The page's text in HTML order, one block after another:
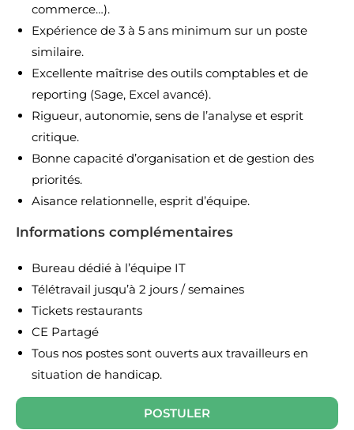
commerce…).
Expérience de 3 à 5 ans minimum sur un poste
similaire.
Excellente maîtrise des outils comptables et de
reporting (Sage, Excel avancé).
Rigueur, autonomie, sens de l’analyse et esprit
critique.
Bonne capacité d’organisation et de gestion des
priorités.
Aisance relationnelle, esprit d’équipe.
Informations complémentaires
Bureau dédié à l’équipe IT
Télétravail jusqu’à 2 jours / semaines
Tickets restaurants
CE Partagé
Tous nos postes sont ouverts aux travailleurs en
situation de handicap.
POSTULER